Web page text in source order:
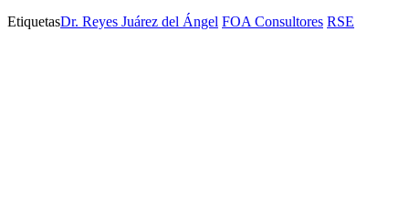
EtiquetasDr. Reyes Juárez del Ángel FOA Consultores RSE